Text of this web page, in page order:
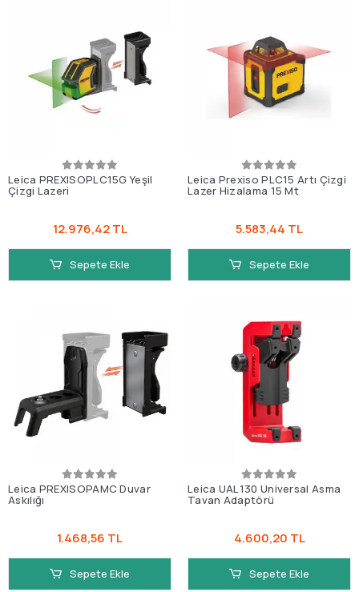
Leica PREXISOPLC15G Yeşil
Çizgi Lazeri
12.976,42 TL
Sepete Ekle
Leica Prexiso PLC15 Artı Çizgi
Lazer Hizalama 15 Mt
5.583,44 TL
Sepete Ekle
Leica PREXISOPAMC Duvar
Askılığı
1.468,56 TL
Sepete Ekle
Leica UAL130 Universal Asma
Tavan Adaptörü
4.600,20 TL
Sepete Ekle